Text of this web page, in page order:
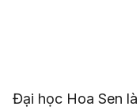
Đại học Hoa Sen